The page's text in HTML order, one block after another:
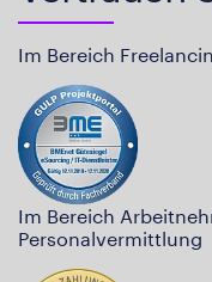
Im Bereich
Im Bereich
Personalvermittlung